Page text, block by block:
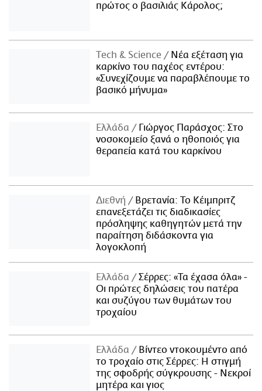
πρώτος ο βασιλιάς Κάρολος;
Τech & Science
Νέα εξέταση για
καρκίνο του παχέος εντέρου:
«Συνεχίζουμε να παραβλέπουμε το
βασικό μήνυμα»
Ελλάδα
Γιώργος Παράσχος: Στο
νοσοκομείο ξανά ο ηθοποιός για
θεραπεία κατά του καρκίνου
Διεθνή
Βρετανία: Το Κέιμπριτζ
επανεξετάζει τις διαδικασίες
πρόσληψης καθηγητών μετά την
παραίτηση διδάσκοντα για
λογοκλοπή
Ελλάδα
Σέρρες: «Τα έχασα όλα» -
Οι πρώτες δηλώσεις του πατέρα
και συζύγου των θυμάτων του
τροχαίου
Ελλάδα
Βίντεο ντοκουμέντο από
το τροχαίο στις Σέρρες: Η στιγμή
της σφοδρής σύγκρουσης - Νεκροί
μητέρα και γιος